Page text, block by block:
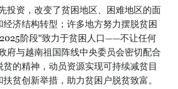
投资，改变了贫困地区、困难地区的面
济结构转型；许多地方努力摆脱贫困
阶段"致力于贫困人口——不让任何
府与越南祖国阵线中央委员会密切配合
的精神，动员资源实现可持续减贫目
贫创新举措，助力贫困户脱贫致富。